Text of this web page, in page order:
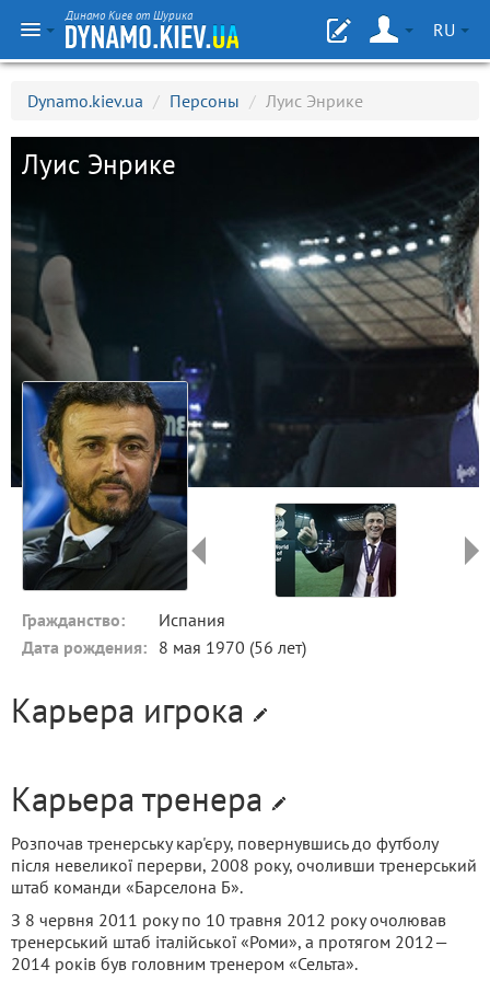
Динамо Киев от Шурика
RU
Dynamo.kiev.ua / Персоны / Луис Энрике
Луис Энрике
Гражданство:
Испания
Дата рождения: 8 мая 1970 (56 лет)
Карьера игрока
Карьера тренера
Розпочав тренерську кар'єру, повернувшись до футболу
після невеликої перерви, 2008 року, очоливши тренерський
штаб команди «Барселона Б».
З 8 червня 2011 року по 10 травня 2012 року очолював
тренерський штаб італійської «Роми», а протягом 2012—
2014 років був головним тренером «Сельта».